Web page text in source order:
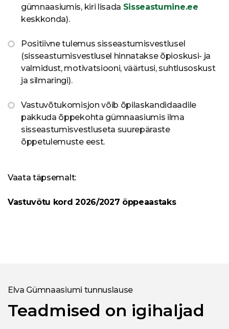
gümnaasiumis, kiri lisada Sisseastumine.ee
keskkonda).
Positiivne tulemus sisseastumisvestlusel
(sisseastumisvestlusel hinnatakse õpioskusi- ja
valmidust, motivatsiooni, väärtusi, suhtlusoskust
ja silmaringi).
Vastuvõtukomisjon võib õpilaskandidaadile
pakkuda õppekohta gümnaasiumis ilma
sisseastumisvestluseta suurepäraste
õppetulemuste eest.
Vaata täpsemalt:
Vastuvõtu kord 2026/2027 õppeaastaks
Elva Gümnaasiumi tunnuslause
Teadmised on igihaljad